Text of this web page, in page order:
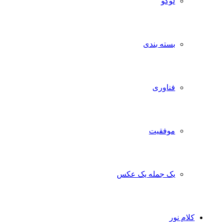
بسته بندی
فناوری
موفقیت
یک جمله یک عکس
کلام نور